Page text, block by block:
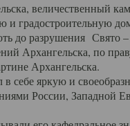
величественный
и градостроительную
до разрушения Свято
Архангельска, по
Архангельска.
себе яркую и
России, Западной